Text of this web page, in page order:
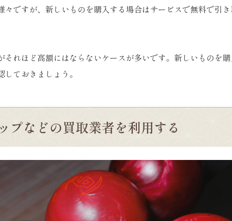
々ですが、新しいものを購入する場合はサービスで無料で引
それほど高額にはならないケースが多いです。新しいものを
ておきましょう。
プなどの買取業者を利用する